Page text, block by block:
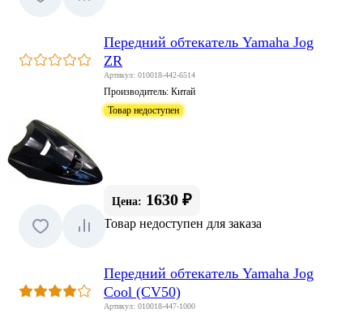
Передний обтекатель Yamaha Jog
ZR
Артикул: 010018-442-6514
Производитель: Китай
Товар недоступен
Цена: 1630 ₽
Товар недоступен для заказа
Передний обтекатель Yamaha Jog
Cool (CV50)
Артикул: 010018-447-1000